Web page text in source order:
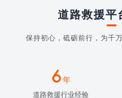
道路救援平
保持初心，砥砺前行，为千
6年
道路救援行业经验